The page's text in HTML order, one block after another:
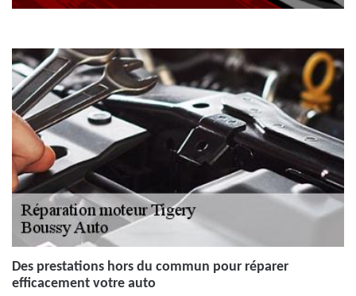
Des prestations hors du commun pour réparer
efficacement votre auto